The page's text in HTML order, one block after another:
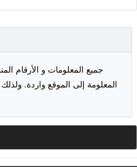
جميع المعلومات و الأرقام
المعلومة إلى الموقع واردة.